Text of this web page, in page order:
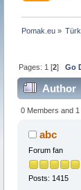
Pomak.eu »
Pages: 1 [2]Go
Author
0 Members and
abc
Forum fan
Posts: 1415